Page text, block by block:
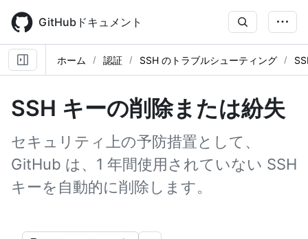
main
content
GitHubドキュメント
ホーム 認証 SSH のトラブルシューティング
SSH キーの削除または紛失
セキュリティ上の予防措置として、
GitHub は、1 年間使用されていない SSH
キーを自動的に削除します。